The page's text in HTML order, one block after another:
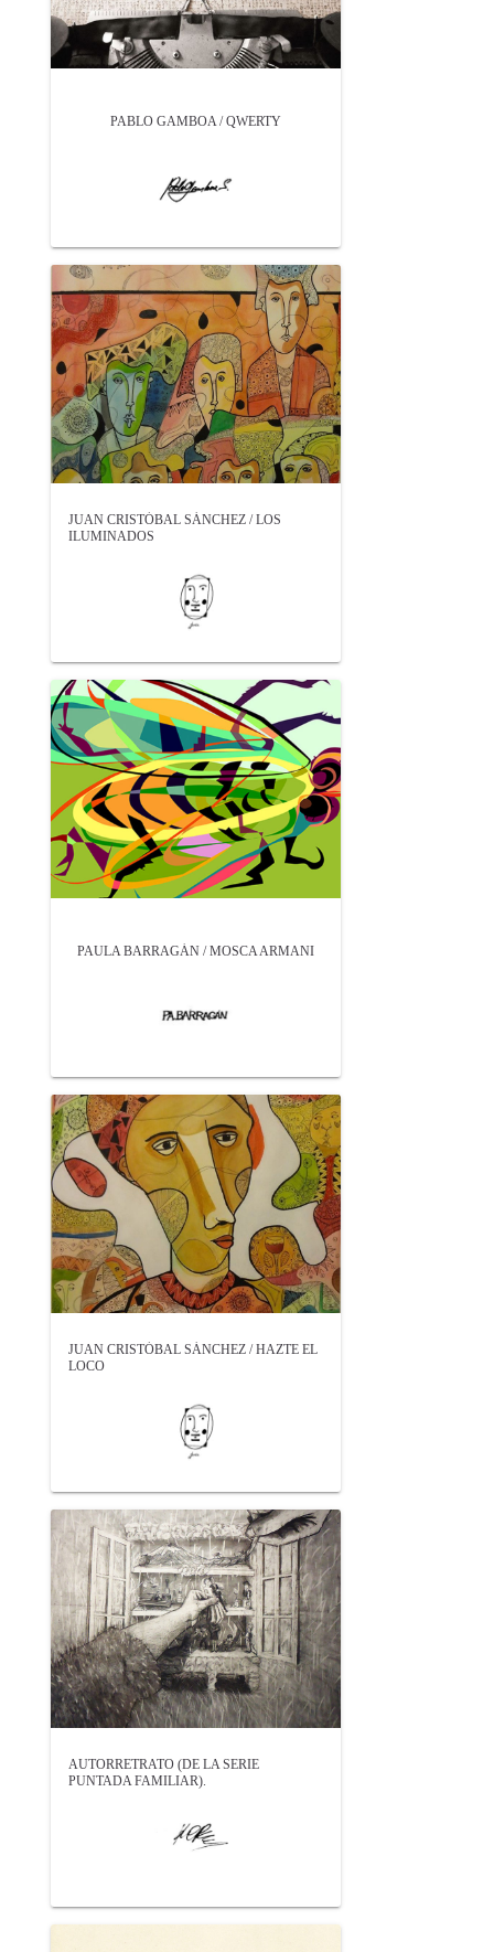
PABLO GAMBOA / QWERTY
JUAN CRISTÓBAL SÁNCHEZ / LOS
ILUMINADOS
PAULA BARRAGÁN / MOSCA ARMANI
JUAN CRISTÓBAL SÁNCHEZ / HAZTE EL
LOCO
AUTORRETRATO (DE LA SERIE
PUNTADA FAMILIAR).